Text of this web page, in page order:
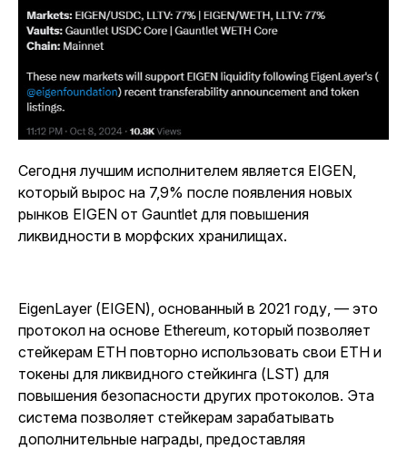
Сегодня лучшим исполнителем является EIGEN,
который вырос на 7,9% после появления новых
рынков EIGEN от Gauntlet для повышения
ликвидности в морфских хранилищах.
EigenLayer (EIGEN), основанный в 2021 году, — это
протокол на основе Ethereum, который позволяет
стейкерам ETH повторно использовать свои ETH и
токены для ликвидного стейкинга (LST) для
повышения безопасности других протоколов. Эта
система позволяет стейкерам зарабатывать
дополнительные награды, предоставляя